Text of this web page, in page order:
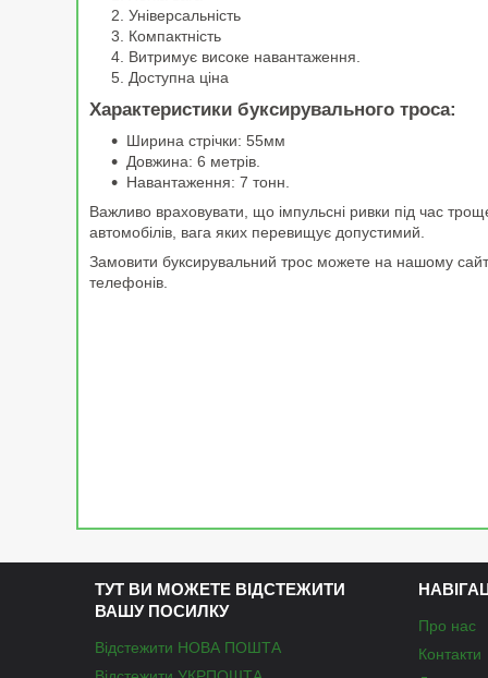
Універсальність
Компактність
Витримує високе навантаження.
Доступна ціна
Характеристики буксирувального троса:
Ширина стрічки: 55мм
Довжина: 6 метрів.
Навантаження: 7 тонн.
Важливо враховувати, що імпульсні ривки під час
автомобілів, вага яких перевищує допустимий.
Замовити буксирувальний трос можете на нашому
телефонів.
ТУТ ВИ МОЖЕТЕ ВІДСТЕЖИТИ
ВАШУ ПОСИЛКУ
Відстежити НОВА ПОШТА
Про нас
Контакти